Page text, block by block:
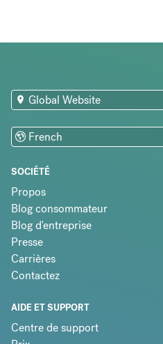
SOCIÉTÉ
Propos
Blog consommateur
Blog d'entreprise
Presse
Carrières
Contactez
AIDE ET SUPPORT
Centre de support